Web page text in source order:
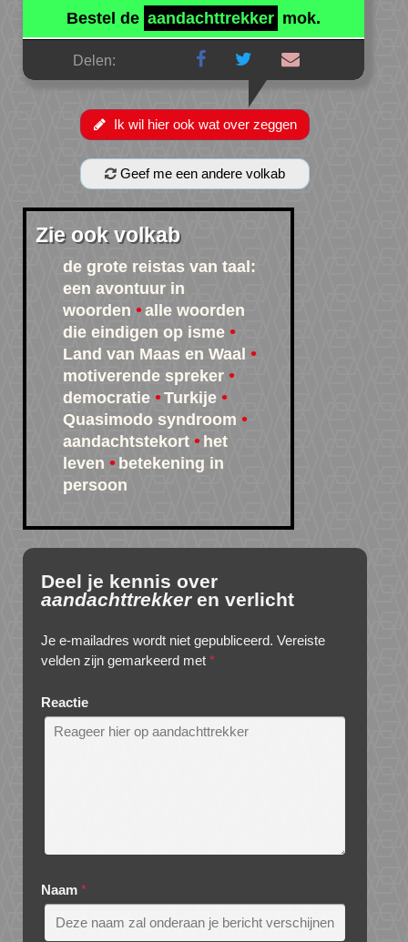
Bestel de aandachttrekker mok.
Delen:
Ik wil hier ook wat over zeggen
Geef me een andere volkab
Zie ook volkab
de grote reistas van taal:
een avontuur in
woorden
alle woorden
die eindigen op isme
Land van Maas en Waal
motiverende spreker
democratie
Turkije
Quasimodo syndroom
aandachtstekort
het
leven
betekening in
persoon
Deel je kennis over
aandachttrekkeren verlicht
Je e-mailadres wordt niet gepubliceerd. Vereiste
velden zijn gemarkeerd met *
Reactie
Naam *